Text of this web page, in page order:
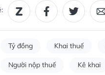
Tỷ đồng Khai thuế
Người nộp thuế Kê khai